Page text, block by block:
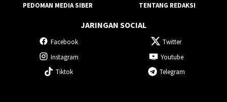
PEDOMAN MEDIA SIBER
TENTANG REDAKSI
JARINGAN SOCIAL
Facebook
Twitter
Instagram
Youtube
Tiktok
Telegram